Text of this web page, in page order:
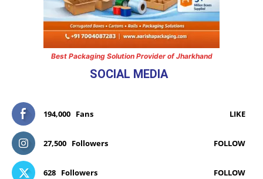
Best Packaging Solution Provider of Jharkhand
SOCIAL MEDIA
194,000 Fans LIKE
27,500 Followers FOLLOW
628 Followers FOLLOW